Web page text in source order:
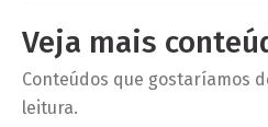
Veja mais
Conteúdos que gostaríamos
leitura.